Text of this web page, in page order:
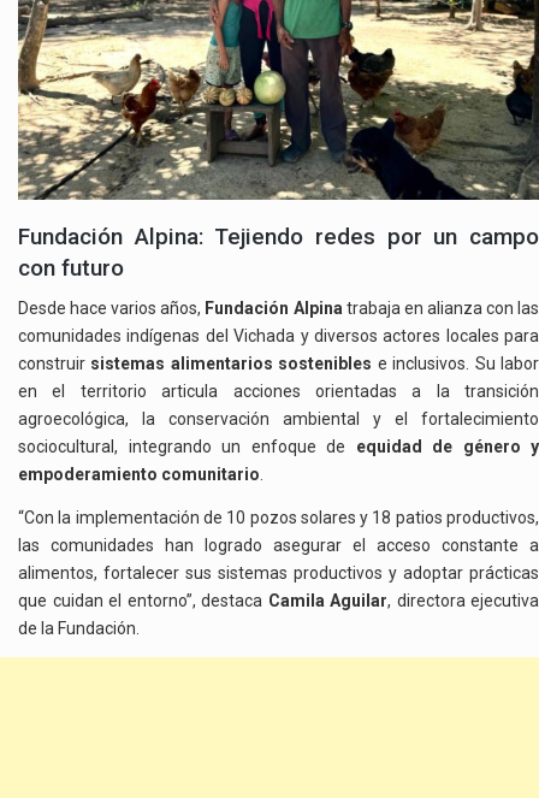
Fundación Alpina: Tejiendo redes por un campo
con futuro
Desde hace varios años, Fundación Alpina trabaja en alianza con las
comunidades indígenas del Vichada y diversos actores locales para
construir sistemas alimentarios sostenibles e inclusivos. Su labor
en el territorio articula acciones orientadas a la transición
agroecológica, la conservación ambiental y el fortalecimiento
sociocultural, integrando un enfoque de equidad de género y
empoderamiento comunitario
“Con la implementación de 10 pozos solares y 18 patios productivos,
las comunidades han logrado asegurar el acceso constante a
alimentos, fortalecer sus sistemas productivos y adoptar prácticas
que cuidan el entorno”, destaca Camila Aguilar, directora ejecutiva
de la Fundación.